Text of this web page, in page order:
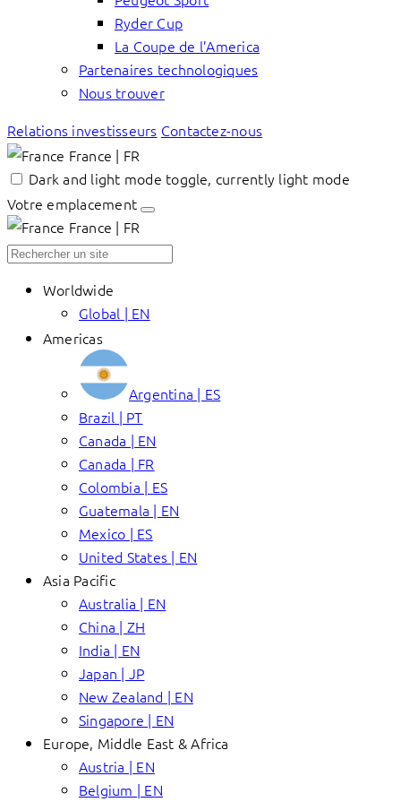
Ryder Cup
La Coupe de l’America
Partenaires technologiques
Nous trouver
Relations investisseurs Contactez-nous
France | FR
Dark and light mode toggle, currently light mode
Votre emplacement
France | FR
Worldwide
Global | EN
Americas
Argentina | ES
Brazil | PT
Canada | EN
Canada | FR
Colombia | ES
Guatemala | EN
Mexico | ES
United States | EN
Asia Pacific
Australia | EN
China | ZH
India | EN
Japan | JP
New Zealand | EN
Singapore | EN
Europe, Middle East & Africa
Austria | EN
Belgium | EN